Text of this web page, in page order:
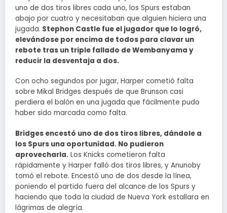
uno de dos tiros libres cada uno, los Spurs estaban
abajo por cuatro y necesitaban que alguien hiciera una
jugada. Stephon Castle fue el jugador que lo logró,
elevándose por encima de todos para clavar un
rebote tras un triple fallado de Wembanyama y
reducir la desventaja a dos.
Con ocho segundos por jugar, Harper cometió falta
sobre Mikal Bridges después de que Brunson casi
perdiera el balón en una jugada que fácilmente pudo
haber sido marcada como falta.
Bridges encestó uno de dos tiros libres, dándole a
los Spurs una oportunidad. No pudieron
aprovecharla. Los Knicks cometieron falta
rápidamente y Harper falló dos tiros libres, y Anunoby
tomó el rebote. Encestó uno de dos desde la línea,
poniendo el partido fuera del alcance de los Spurs y
haciendo que toda la ciudad de Nueva York estallara en
lágrimas de alegría.